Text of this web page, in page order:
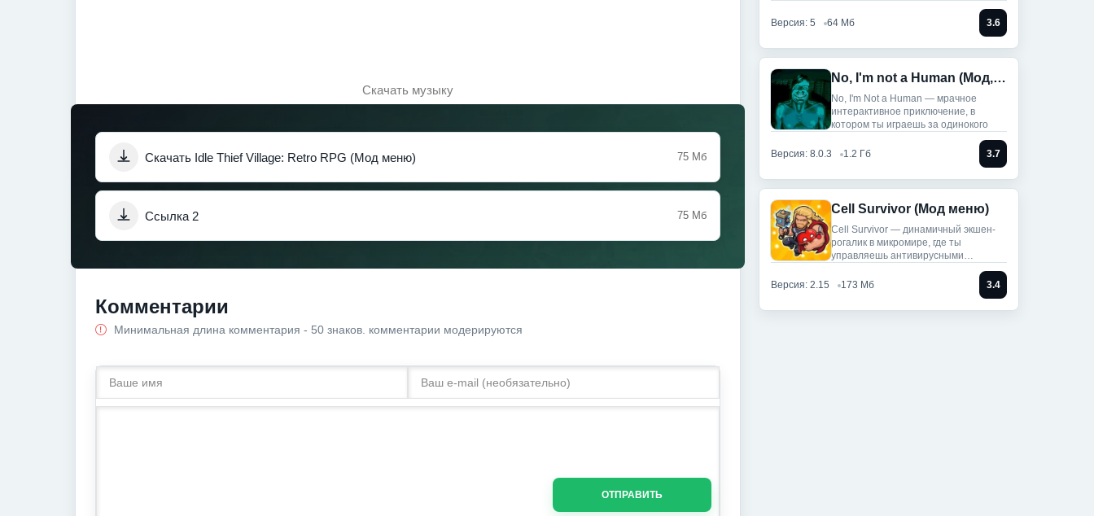
Скачать музыку
Скачать Idle Thief Village: Retro RPG (Мод меню) 75 Мб
Ссылка 2 75 Мб
Комментарии
Минимальная длина комментария - 50 знаков. комментарии модерируются
ОТПРАВИТЬ
Версия: 5
64 Мб 3.6
No, I'm not a Human (Мод, Unlocked)
No, I'm Not a Human — мрачное
интерактивное приключение, в
котором ты играешь за одинокого
Версия: 8.0.3 1.2 Гб 3.7
Cell Survivor (Мод меню)
Cell Survivor — динамичный экшен-
рогалик в микромире, где ты
управляешь антивирусными
Версия: 2.15
173 Мб 3.4